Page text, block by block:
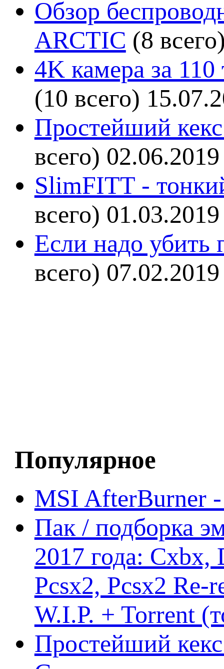
Обзор
ARCTIC (8
4K камера за
(10 всего)
Простейший кекс
всего) 02.06.2019
SlimFITT -
всего) 01.03.2019
Если надо убить
всего) 07.02.2019
Популярное
MSI AfterBurner
Пак / подборка
2017 года:
Pcsx2, Pcsx2
W.I.P. + Torrent
Простейший кекс